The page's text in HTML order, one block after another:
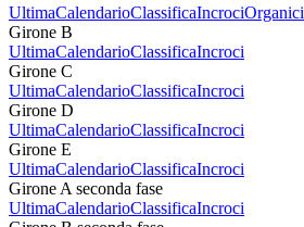
UltimaCalendarioClassificaIncrociOrganici
Girone B
UltimaCalendarioClassificaIncroci
Girone C
UltimaCalendarioClassificaIncroci
Girone D
UltimaCalendarioClassificaIncroci
Girone E
UltimaCalendarioClassificaIncroci
Girone A seconda fase
UltimaCalendarioClassificaIncroci